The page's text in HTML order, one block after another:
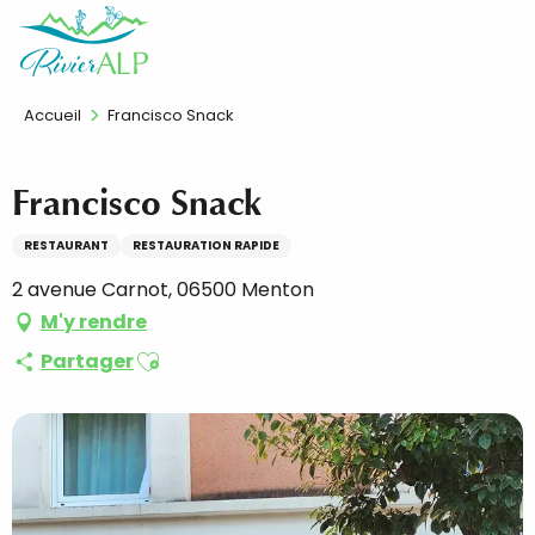
contenu
FR
Accueil Francisco Snack
Francisco Snack
RESTAURANT RESTAURATION RAPIDE
2 avenue Carnot, 06500 Menton
M'y rendre
PartagerAjouter aux favoris